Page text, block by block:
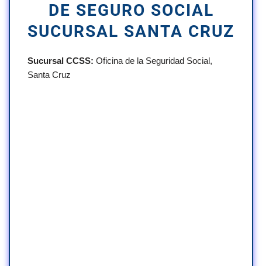
DE SEGURO SOCIAL
SUCURSAL SANTA CRUZ
Sucursal CCSS: Oficina de la Seguridad Social,
Santa Cruz